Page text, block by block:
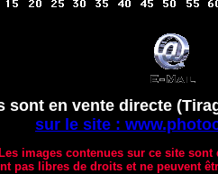
sont en vente directe
sur le site :
Les images contenues sur ce site
pas libres de droits et ne peuvent